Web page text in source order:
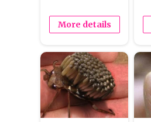
More details